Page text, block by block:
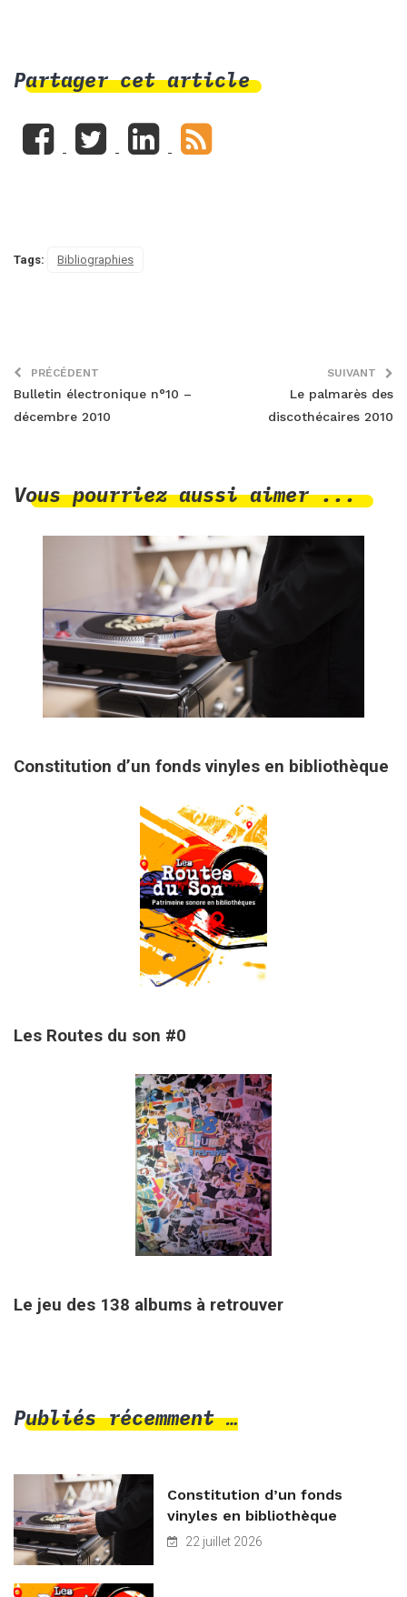
Partager cet article
Tags: Bibliographies
PRÉCÉDENT
Bulletin électronique n°10 –
décembre 2010
SUIVANT
Le palmarès des
discothécaires 2010
Vous pourriez aussi aimer ...
Constitution d’un fonds vinyles en bibliothèque
Les Routes du son #0
Le jeu des 138 albums à retrouver
Publiés récemment …
Constitution d’un fonds
vinyles en bibliothèque
22 juillet 2026